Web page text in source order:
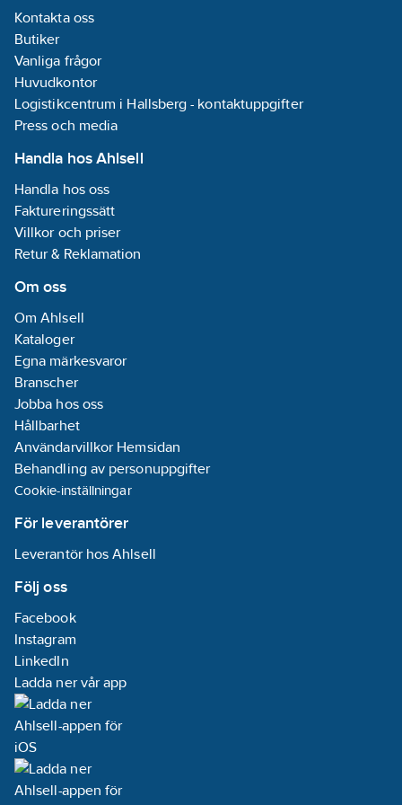
takgenomföring
Kontakta oss
Butiker
Vanliga frågor
Huvudkontor
Logistikcentrum i Hallsberg - kontaktuppgifter
Press och media
Handla hos Ahlsell
Handla hos oss
Faktureringssätt
Villkor och priser
Retur & Reklamation
Om oss
Om Ahlsell
Kataloger
Egna märkesvaror
Branscher
Jobba hos oss
Hållbarhet
Användarvillkor Hemsidan
Behandling av personuppgifter
Cookie-inställningar
För leverantörer
Leverantör hos Ahlsell
Följ oss
Facebook
Instagram
LinkedIn
Ladda ner vår app